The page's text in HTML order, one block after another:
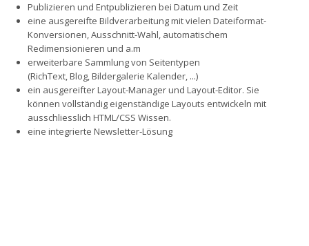
Publizieren und Entpublizieren bei Datum und Zeit
eine ausgereifte Bildverarbeitung mit vielen Dateiformat-
Konversionen, Ausschnitt-Wahl, automatischem
Redimensionieren und a.m
erweiterbare Sammlung von Seitentypen
(RichText, Blog, Bildergalerie Kalender, ...)
ein ausgereifter Layout-Manager und Layout-Editor. Sie
können vollständig eigenständige Layouts entwickeln mit
ausschliesslich HTML/CSS Wissen.
eine integrierte Newsletter-Lösung